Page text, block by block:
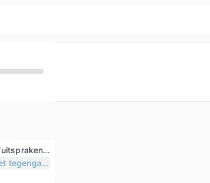
Hoe kwetsende opmerkingen/uitspraken tegen te gaan
Populistische uitspraken en het tegengaan ervan op sociale media